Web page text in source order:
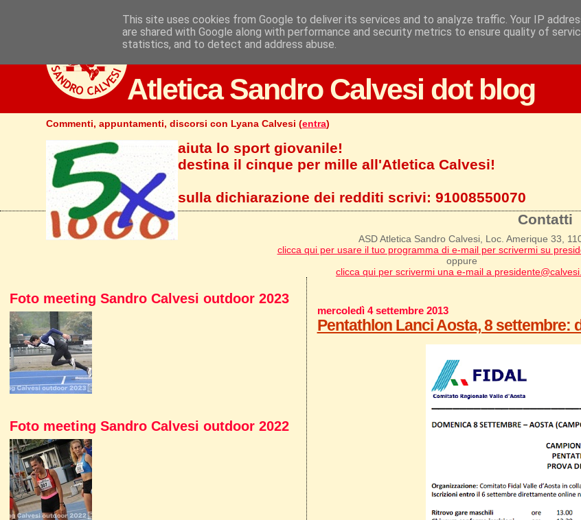
Atletica Sandro Calvesi dot blog
Commenti, appuntamenti, discorsi con Lyana Calvesi (entra)
aiuta lo sport giovanile!
destina il cinque per mille all'Atletica Calvesi!
sulla dichiarazione dei redditi scrivi:91008550070
Contatti
ASD Atletica Sandro Calvesi, Loc. Amerique 33,
clicca qui per usare il tuo programma di e-mail per scrivermi su
oppure
clicca qui per scrivermi una e-mail a
mercoledì 4 settembre 2013
Pentathlon Lanci Aosta, 8 settembre:
Foto meeting Sandro Calvesi outdoor 2023
Foto meeting Sandro Calvesi outdoor 2022
This site uses cookies from Google to deliver its services and to analyze traffic. Your IP
are shared with Google along with performance and security metrics to ensure quality of
statistics, and to detect and address abuse.